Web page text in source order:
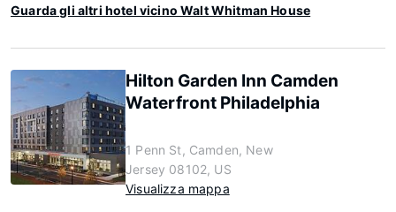
Guarda gli altri hotel vicino Walt Whitman House
Hilton Garden Inn Camden
Waterfront Philadelphia
1 Penn St, Camden, New
Jersey 08102, US
Visualizza mappa